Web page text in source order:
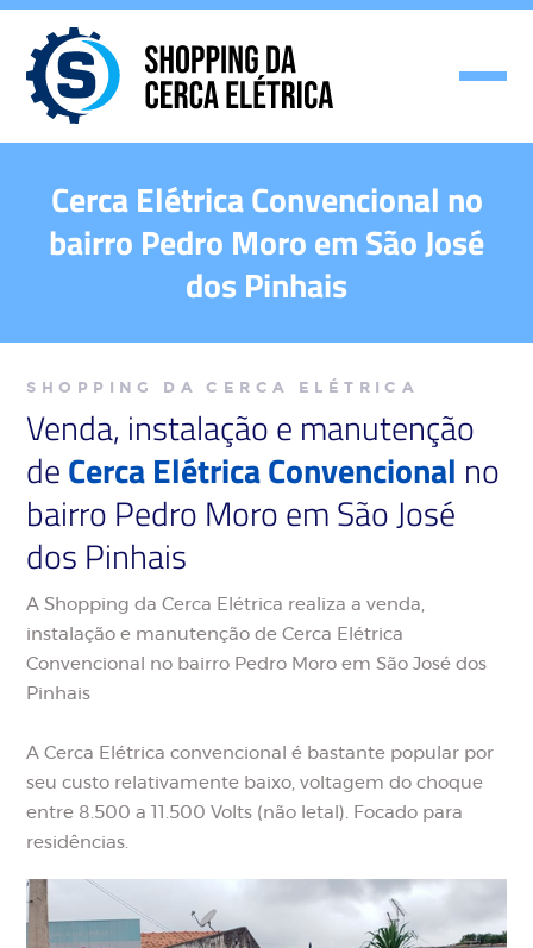
Cerca Elétrica Convencional no
bairro Pedro Moro em São José
dos Pinhais
SHOPPING DA CERCA ELÉTRICA
Venda, instalação e manutenção
deCerca Elétrica Convencional no
bairro Pedro Moro em São José
dos Pinhais
A Shopping da Cerca Elétrica realiza a venda,
instalação e manutenção de Cerca Elétrica
Convencional no bairro Pedro Moro em São José dos
Pinhais
A Cerca Elétrica convencional é bastante popular por
seu custo relativamente baixo, voltagem do choque
entre 8.500 a 11.500 Volts (não letal). Focado para
residências.